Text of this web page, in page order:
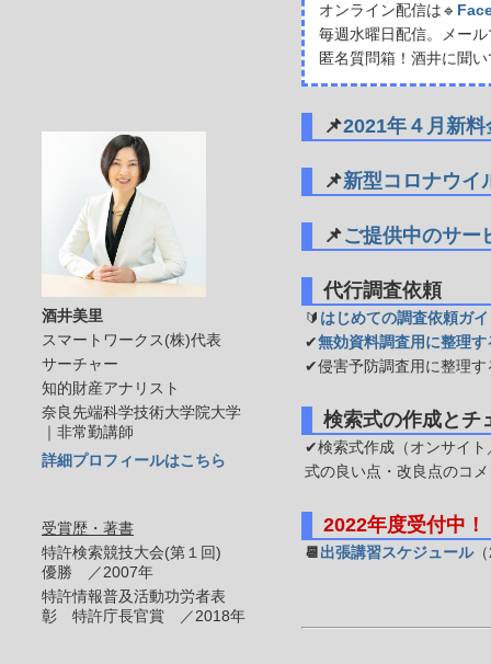
オンライン配信は🔹
毎週水曜日配信。メー
匿名質問箱！酒井に聞
📌2021年４月新
📌新型コロナウイ
📌ご提供中のサー
代行調査依頼
🔰 はじめての調査依頼ガ
✔無効資料調査用に整理
✔侵害予防調査用に整理す
検索式の作成とチ
✔検索式作成（オンサイト
式の良い点・改良点のコ
2022年度受付中！
📆 出張講習スケジュール
酒井美里
スマートワークス(株)代表
サーチャー
知的財産アナリスト
奈良先端科学技術大学院大学
｜非常勤講師
詳細プロフィールはこちら
受賞歴・著書
特許検索競技大会(第１回)
優勝 ／2007年
特許情報普及活動功労者表
彰 特許庁長官賞 ／2018年